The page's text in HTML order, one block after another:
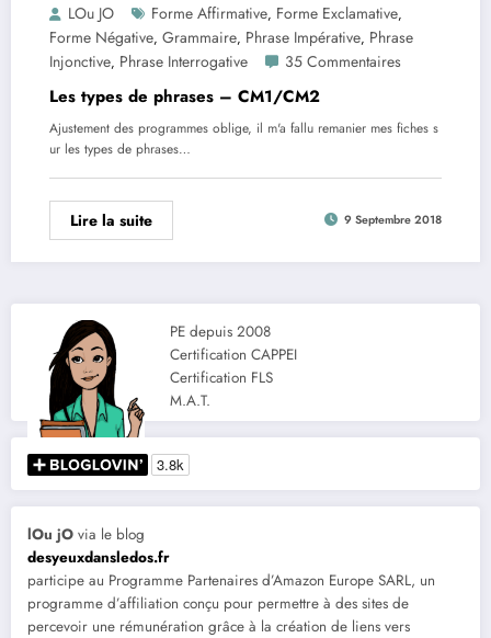
LOu JO Forme Affirmative, Forme Exclamative,
Forme Négative, Grammaire, Phrase Impérative, Phrase
Injonctive, Phrase Interrogative 35 Commentaires
Les types de phrases – CM1/CM2
Ajustement des programmes oblige, il m'a fallu remanier mes fiches s
ur les types de phrases…
Lire la suite 9 Septembre 2018
PE depuis 2008
Certification CAPPEI
Certification FLS
M.A.T.
lOu jO via le blog
desyeuxdansledos.fr
participe au Programme Partenaires d’Amazon Europe SARL, un
programme d’affiliation conçu pour permettre à des sites de
percevoir une rémunération grâce à la création de liens vers